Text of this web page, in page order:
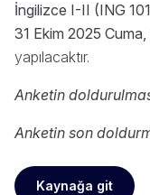
İngilizce I-II (ING
31 Ekim 2025
yapılacaktır.
Anketin
Anketin son
Kaynağa git